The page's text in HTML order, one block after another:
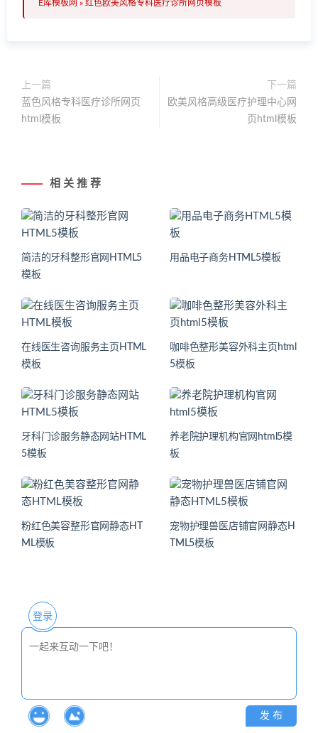
E库模板网 » 红色欧美风格专科医疗诊所网页模板
上一篇
蓝色风格专科医疗诊所网页
html模板
下一篇
欧美风格高级医疗护理中心网
页html模板
相 关 推 荐
简洁的牙科整形官网HTML5
模板
用品电子商务HTML5模板
在线医生咨询服务主页HTML
模板
咖啡色整形美容外科主页html
5模板
牙科门诊服务静态网站HTML
5模板
养老院护理机构官网html5模
板
粉红色美容整形官网静态HT
ML模板
宠物护理兽医店铺官网静态H
TML5模板
登录
发 布